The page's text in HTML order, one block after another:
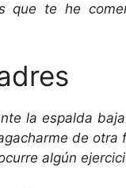
te he
la espalda
de otra
algún